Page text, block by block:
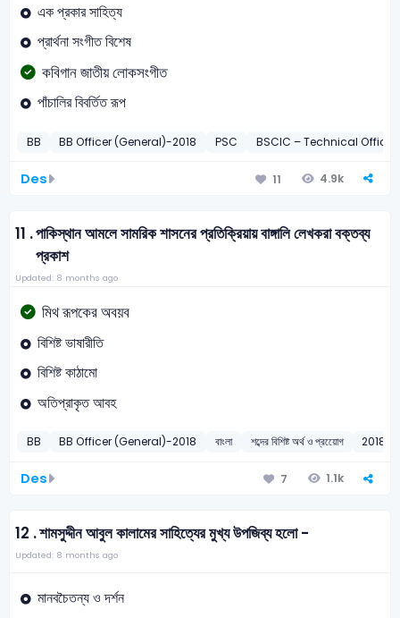
এক প্রকার সাহিত্য
প্রার্থনা সংগীত বিশেষ
কবিগান জাতীয় লোকসংগীত
পাঁচালির বিবর্তিত রূপ
BB BB Officer (General)-2018 PSC BSCIC – Technical
Des 11 4.9k
11 .পাকিস্থান আমলে সামরিক শাসনের প্রতিক্রিয়ায় বাঙ্গালি লেখকরা বক্তব্য
প্রকাশ
Updated: 8 months ago
মিথ রূপকের অবয়ব
বিশিষ্ট ভাষারীতি
বিশিষ্ট কাঠামো
অতিপ্রাকৃত আবহ
BB BB Officer (General)-2018 বাংলা শব্দের বিশিষ্ট অর্থ ও প্রয়োেগ 2018
Des 7 1.1k
12 .শামসুদ্দীন আবুল কালামের সাহিত্যের মুখ্য উপজিব্য হলো -
Updated: 8 months ago
মানবচৈতন্য ও দর্শন